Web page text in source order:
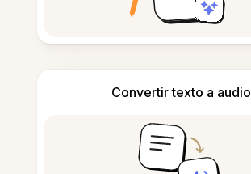
Convertir texto a audio